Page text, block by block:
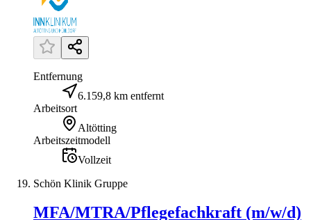
Entfernung
6.159,8 km entfernt
Arbeitsort
Altötting
Arbeitszeitmodell
Vollzeit
Schön Klinik Gruppe
MFA/MTRA/Pflegefachkraft (m/w/d)